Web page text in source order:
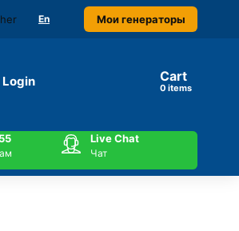
En Мои генераторы
Login Cart
items
Live Chat
Чат